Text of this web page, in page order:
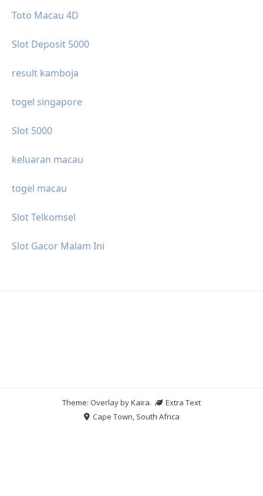
Toto Macau 4D
Slot Deposit 5000
result kamboja
togel singapore
Slot 5000
keluaran macau
togel macau
Slot Telkomsel
Slot Gacor Malam Ini
Theme: Overlay byKaira.
Extra Text
Cape Town, South Africa